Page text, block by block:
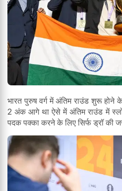
भारत पुरुष वर्ग में अंतिम राउंड शुरू
2 अंक आगे था ऐसे में अंतिम राउंड में
पदक पक्का करने के लिए सिर्फ ड्रॉ की